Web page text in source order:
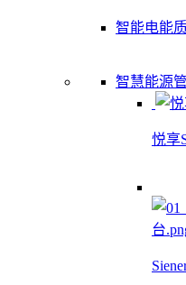
智能电能
智慧能源
悦享